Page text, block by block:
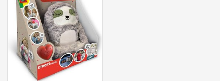
Boeken
Elektra
Baby & Peuter